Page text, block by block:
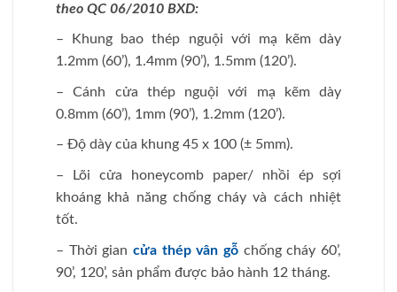
theo QC 06/2010 BXD:
– Khung bao thép nguội với mạ kẽm dày
1.2mm (60’), 1.4mm (90’), 1.5mm (120’).
– Cánh cửa thép nguội với mạ kẽm dày
0.8mm (60’), 1mm (90’), 1.2mm (120’).
– Độ dày của khung 45 x 100 (± 5mm).
– Lõi cửa honeycomb paper/ nhồi ép sợi
khoáng khả năng chống cháy và cách nhiệt
tốt.
– Thời gian cửa thép vân gỗ chống cháy 60’,
90’, 120’, sản phẩm được bảo hành 12 tháng.